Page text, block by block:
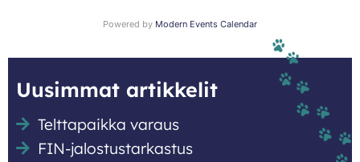
Powered by Modern Events Calendar
Uusimmat artikkelit
Telttapaikka varaus
FIN-jalostustarkastus